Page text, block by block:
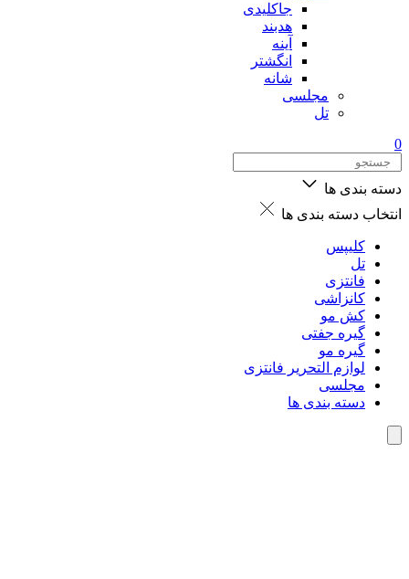
جاکلیدی
هدبند
آینه
انگشتر
شانه
مجلسی
تل
0
دسته بندی ها
انتخاب دسته بندی ها
کلیپس
تل
فانتزی
کانزاشی
کش مو
گیره جفتی
گیره مو
لوازم التحریر فانتزی
مجلسی
دسته بندی ها